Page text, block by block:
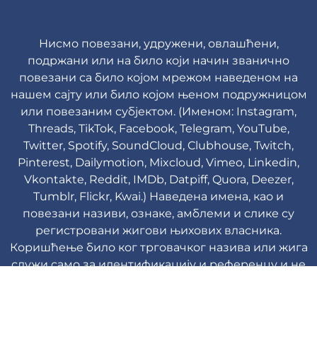
Нисмо повезани, удружени, овлашћени,
подржани или на било који начин званично
повезани са било којом мрежом наведеном на
нашем сајту или било којом њеном подружницом
или повезаним субјектом. (Именом: Instagram,
Threads, TikTok, Facebook, Telegram, YouTube,
Twitter, Spotify, SoundCloud, Clubhouse, Twitch,
Pinterest, Dailymotion, Mixcloud, Vimeo, Linkedin,
Vkontakte, Reddit, IMDb, Datpiff, Quora, Deezer,
Tumblr, Flickr, Kwai.) Наведена имена, као и
повезани називи, ознаке, амблеми и слике су
регистровани жигови њихових власника.
Коришћење било ког трговачког назива или жига
служи само за идентификацију и референцу и не